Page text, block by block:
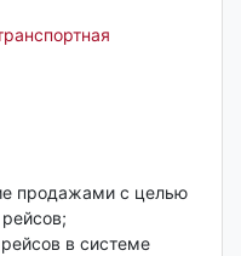
продажами с целью
в системе